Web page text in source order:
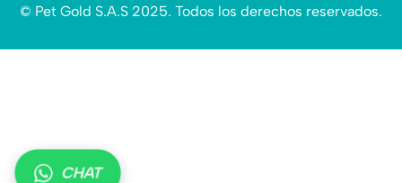
© Pet Gold S.A.S 2025. Todos los derechos reservados.
CHAT